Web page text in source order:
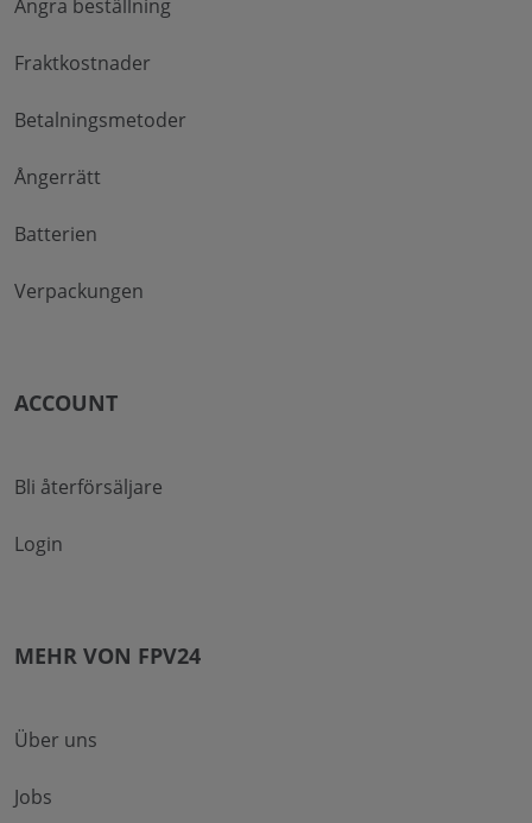
Ångra beställning
Fraktkostnader
Betalningsmetoder
Ångerrätt
Batterien
Verpackungen
ACCOUNT
Bli återförsäljare
Login
MEHR VON FPV24
Über uns
Jobs